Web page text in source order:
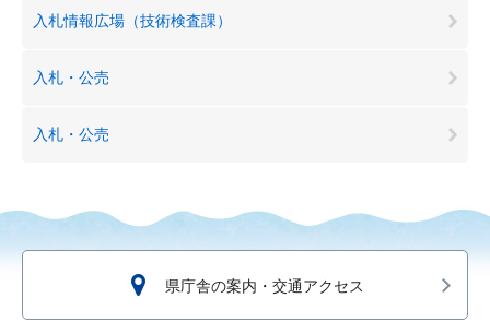
入札情報広場（技術検査課）
入札・公売
入札・公売
県庁舎の案内・交通アクセス